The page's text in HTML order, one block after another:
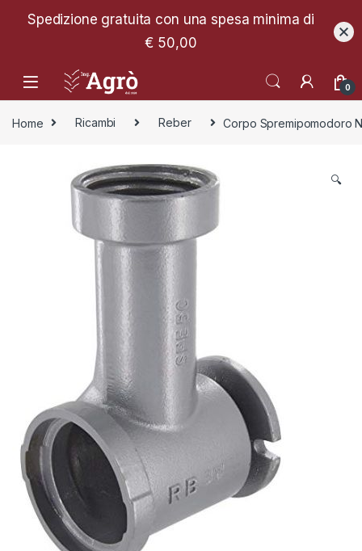
0
Home Ricambi Reber Corpo Spremipomodoro
🔍
Spedizione gratuita con una spesa minima di
€ 50,00